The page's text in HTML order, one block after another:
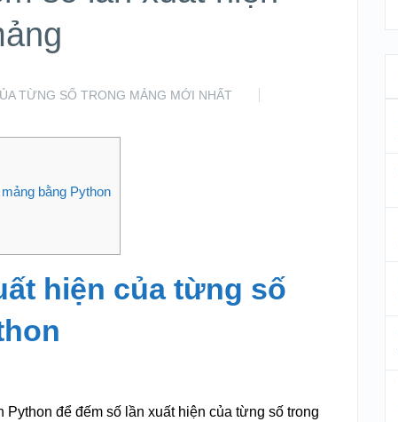
TỪNG SỐ TRONG MẢNG MỚI NHẤT
bằng Python
hiện của từng số
để đếm số lần xuất hiện của từng số trong